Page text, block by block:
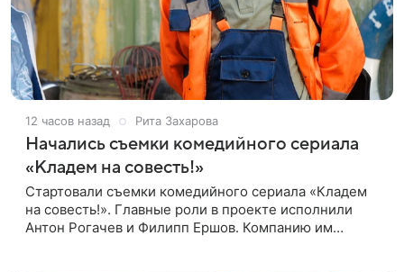
12 часов назад Рита Захарова
Начались съемки комедийного сериала
«Кладем на совесть!»
Стартовали съемки комедийного сериала «Кладем
на совесть!». Главные роли в проекте исполнили
Антон Рогачев и Филипп Ершов. Компанию им